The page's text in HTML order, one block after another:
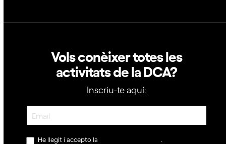
Vols conèixer totes les
activitats de la DCA?
Inscriu-te aquí:
Newsletter
He llegit i accepto la